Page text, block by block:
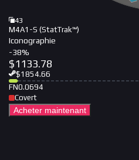
43
M4A1-S (StatTrak™)
Iconographie
-38%
$1133.78
$1854.66
FN0.0694
Covert
Acheter maintenant